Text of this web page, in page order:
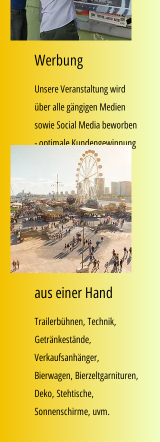
Werbung
Unsere Veranstaltung wird
über alle gängigen Medien
sowie Social Media beworben
- optimale Kundengewinnung
aus einer Hand
Trailerbühnen, Technik,
Getränkestände,
Verkaufsanhänger,
Bierwagen, Bierzeltgarnituren,
Deko, Stehtische,
Sonnenschirme, uvm.